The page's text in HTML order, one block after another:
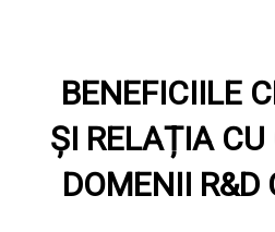
BENEFICIILE
ȘI RELAȚIA CU
DOMENII R&D